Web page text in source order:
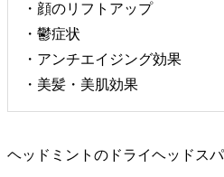
・顔のリフトアップ
・鬱症状
・アンチエイジング効果
・美髪・美肌効果
ヘッドミントのドライヘッドス